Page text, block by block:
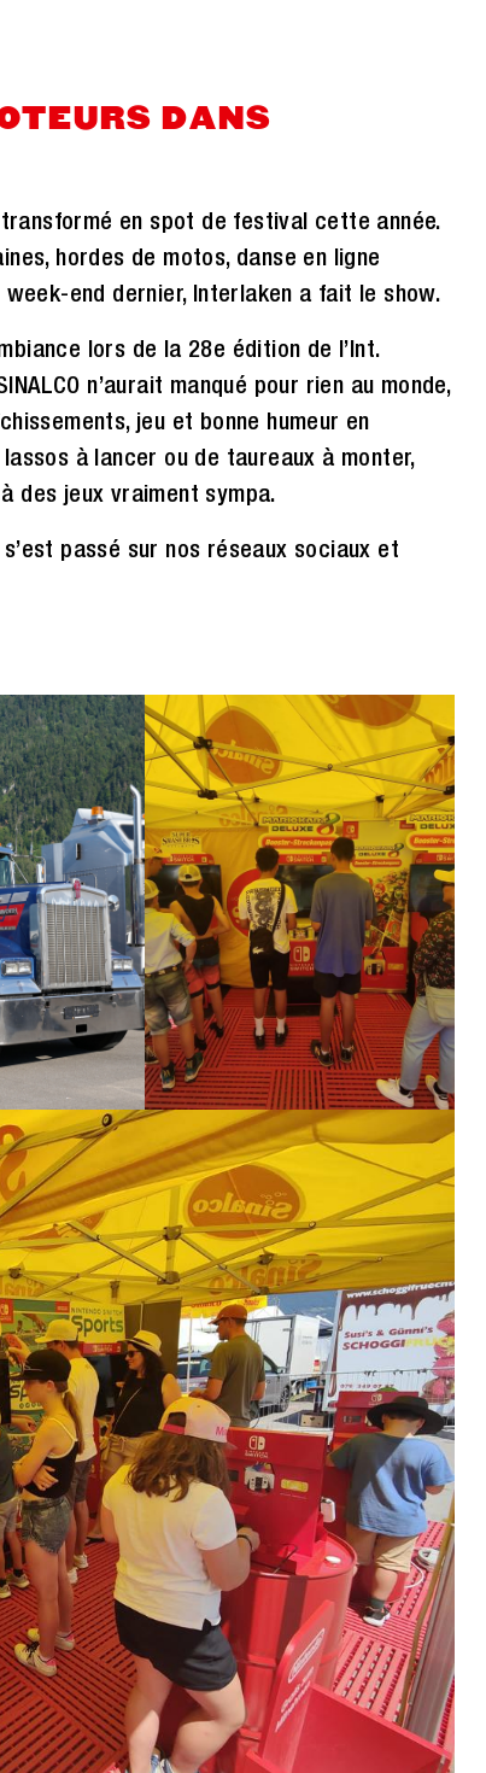
DANS
transformé en spot de festival cette année.
hordes de motos, danse en ligne
end dernier, Interlaken a fait le show.
lors de la 28e édition de l’Int.
n’aurait manqué pour rien au monde,
jeu et bonne humeur en
à lancer ou de taureaux à monter,
des jeux vraiment sympa.
passé sur nos réseaux sociaux et